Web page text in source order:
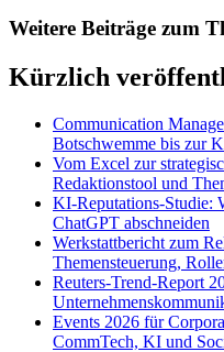
Weitere Beiträge zum
Kürzlich
Communication
Botschwemme bis zur
Vom Excel zur
Redaktionstool und
KI-Reputations-Studie:
ChatGPT abschneiden
Werkstattbericht zum
Themensteuerung,
Reuters-Trend-Report
Events 2026 für
CommTech, KI und